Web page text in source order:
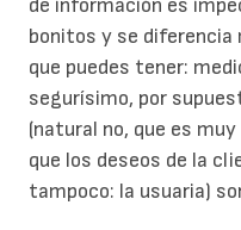
de información es
bonitos y se diferencia
que puedes tener:
segurísimo, por
(natural no, que es
que los deseos de la
tampoco: la usuaria)